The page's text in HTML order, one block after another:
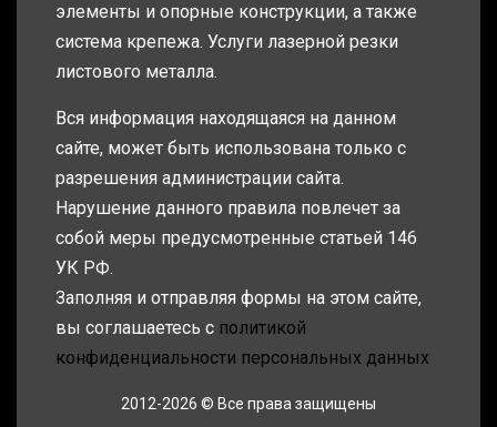
элементы и опорные конструкции, а также
система крепежа. Услуги лазерной резки
листового металла.
Вся информация находящаяся на данном
сайте, может быть использована только с
разрешения администрации сайта.
Нарушение данного правила повлечет за
собой меры предусмотренные статьей 146
УК РФ.
Заполняя и отправляя формы на этом сайте,
вы соглашаетесь с политикой
конфиденциальности персональных данных
2012-2026 © Все права защищены